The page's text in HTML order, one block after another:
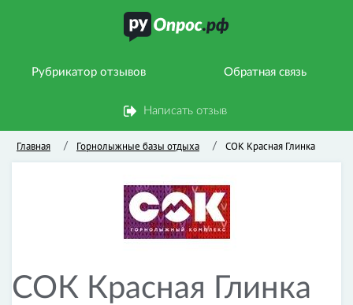
Рубрикатор отзывов Обратная связь
Написать отзыв
Главная / Горнолыжные базы отдыха / СОК Красная Глинка
СОК Красная Глинка